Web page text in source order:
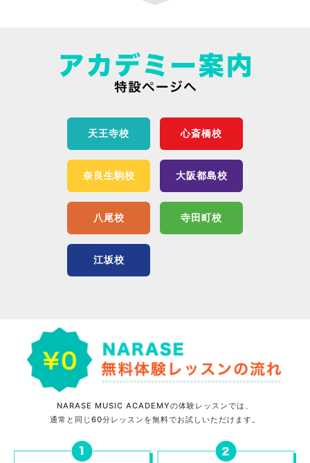
天王寺校 心斎橋校
奈良生駒校 大阪都島校
八尾校 寺田町校
江坂校
NARASE MUSIC ACADEMYの体験レッスンでは、
通常と同じ60分レッスンを無料でお試しいただけます。